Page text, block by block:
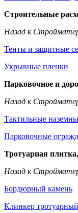
Строительные
Назад к
Тенты и защитные
Укрывные пленки
Парковочное и
Назад к
Тактильные
Парковочные
Тротуарная
Назад к
Бордюрный камень
Клинкер тротуарный